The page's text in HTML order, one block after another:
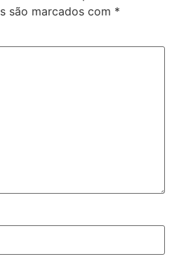
são marcados com *